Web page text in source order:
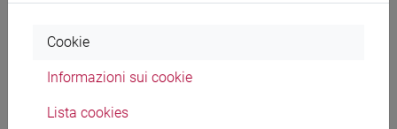
AVI Maria Silvia
Cookie
Informazioni sui cookie
Lista cookies